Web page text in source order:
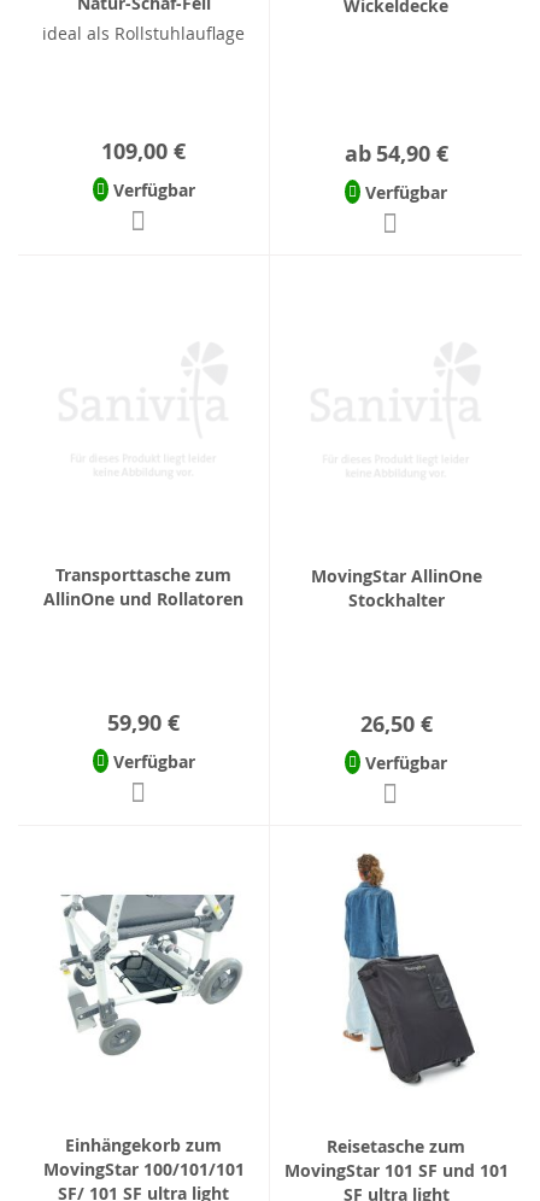
ideal als Rollstuhlauflage
109,00 €
Verfügbar
Wickeldecke
ab 54,90 €
Verfügbar
Transporttasche zum
AllinOne und Rollatoren
59,90 €
Verfügbar
MovingStar AllinOne
Stockhalter
26,50 €
Verfügbar
Einhängekorb zum
MovingStar 100/101/101
SF/ 101 SF ultra light
Reisetasche zum
MovingStar 101 SF und 101
SF ultra light